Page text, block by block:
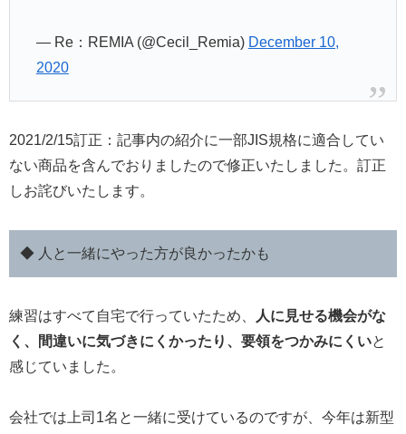
— Re：REMIA (@Cecil_Remia) December 10,
2020
2021/2/15訂正：記事内の紹介に一部JIS規格に適合してい
ない商品を含んでおりましたので修正いたしました。訂正
しお詫びいたします。
◆ 人と一緒にやった方が良かったかも
練習はすべて自宅で行っていたため、
人に見せる機会がな
く、間違いに気づきにくかったり、要領をつかみにくいと
感じていました。
会社では上司1名と一緒に受けているのですが、今年は新型